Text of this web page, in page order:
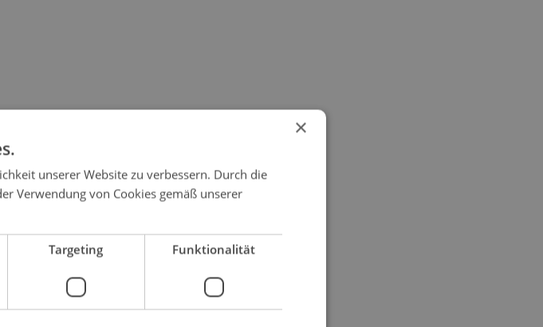
×
unserer Website zu verbessern. Durch die
Verwendung von Cookies gemäß unserer
Targeting Funktionalität